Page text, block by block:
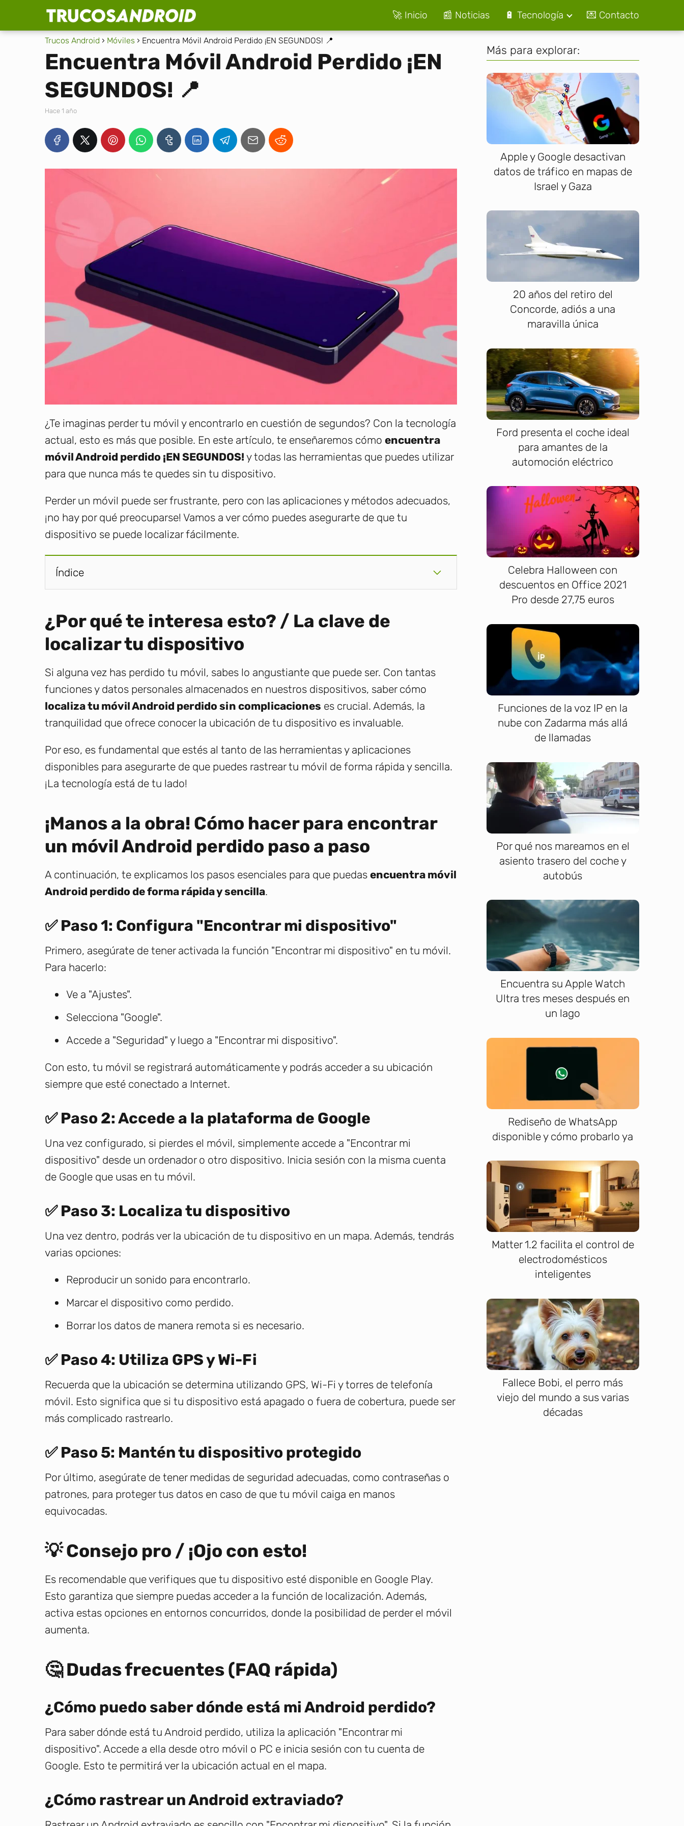
🚀 Inicio 📰 Noticias 🔋 Tecnología 💌 Contacto
Trucos Android Móviles Encuentra Móvil Android Perdido ¡EN SEGUNDOS! 📍
Encuentra Móvil Android Perdido ¡EN
SEGUNDOS! 📍
hace 1 año
¿Te imaginas perder tu móvil y encontrarlo en cuestión de segundos? Con la tecnología
actual, esto es más que posible. En este artículo, te enseñaremos cómo encuentra
móvil Android perdido ¡EN SEGUNDOS! y todas las herramientas que puedes utilizar
para que nunca más te quedes sin tu dispositivo.
Perder un móvil puede ser frustrante, pero con las aplicaciones y métodos adecuados,
¡no hay por qué preocuparse! Vamos a ver cómo puedes asegurarte de que tu
dispositivo se puede localizar fácilmente.
Índice
¿Por qué te interesa esto? / La clave de
localizar tu dispositivo
Si alguna vez has perdido tu móvil, sabes lo angustiante que puede ser. Con tantas
funciones y datos personales almacenados en nuestros dispositivos, saber cómo
localiza tu móvil Android perdido sin complicaciones es crucial. Además, la
tranquilidad que ofrece conocer la ubicación de tu dispositivo es invaluable.
Por eso, es fundamental que estés al tanto de las herramientas y aplicaciones
disponibles para asegurarte de que puedes rastrear tu móvil de forma rápida y sencilla.
¡La tecnología está de tu lado!
¡Manos a la obra! Cómo hacer para encontrar
un móvil Android perdido paso a paso
A continuación, te explicamos los pasos esenciales para que puedas encuentra móvil
Android perdido de forma rápida y sencilla.
✅ Paso 1: Configura "Encontrar mi dispositivo"
Primero, asegúrate de tener activada la función "Encontrar mi dispositivo" en tu móvil.
Para hacerlo:
Ve a "Ajustes".
Selecciona "Google".
Accede a "Seguridad" y luego a "Encontrar mi dispositivo".
Con esto, tu móvil se registrará automáticamente y podrás acceder a su ubicación
siempre que esté conectado a Internet.
✅ Paso 2: Accede a la plataforma de Google
Una vez configurado, si pierdes el móvil, simplemente accede a "Encontrar mi
dispositivo" desde un ordenador o otro dispositivo. Inicia sesión con la misma cuenta
de Google que usas en tu móvil.
✅ Paso 3: Localiza tu dispositivo
Una vez dentro, podrás ver la ubicación de tu dispositivo en un mapa. Además, tendrás
varias opciones:
Reproducir un sonido para encontrarlo.
Marcar el dispositivo como perdido.
Borrar los datos de manera remota si es necesario.
✅ Paso 4: Utiliza GPS y Wi-Fi
Recuerda que la ubicación se determina utilizando GPS, Wi-Fi y torres de telefonía
móvil. Esto significa que si tu dispositivo está apagado o fuera de cobertura, puede ser
más complicado rastrearlo.
✅ Paso 5: Mantén tu dispositivo protegido
Por último, asegúrate de tener medidas de seguridad adecuadas, como contraseñas o
patrones, para proteger tus datos en caso de que tu móvil caiga en manos
equivocadas.
💡 Consejo pro / ¡Ojo con esto!
Es recomendable que verifiques que tu dispositivo esté disponible en Google Play.
Esto garantiza que siempre puedas acceder a la función de localización. Además,
activa estas opciones en entornos concurridos, donde la posibilidad de perder el móvil
aumenta.
🤔 Dudas frecuentes (FAQ rápida)
¿Cómo puedo saber dónde está mi Android perdido?
Para saber dónde está tu Android perdido, utiliza la aplicación "Encontrar mi
dispositivo". Accede a ella desde otro móvil o PC e inicia sesión con tu cuenta de
Google. Esto te permitirá ver la ubicación actual en el mapa.
¿Cómo rastrear un Android extraviado?
Más para explorar:
Apple y Google desactivan
datos de tráfico en mapas de
Israel y Gaza
20 años del retiro del
Concorde, adiós a una
maravilla única
Ford presenta el coche ideal
para amantes de la
automoción eléctrico
Celebra Halloween con
descuentos en Office 2021
Pro desde 27,75 euros
Funciones de la voz IP en la
nube con Zadarma más allá
de llamadas
Por qué nos mareamos en el
asiento trasero del coche y
autobús
Encuentra su Apple Watch
Ultra tres meses después en
un lago
Rediseño de WhatsApp
disponible y cómo probarlo ya
Matter 1.2 facilita el control de
electrodomésticos
inteligentes
Fallece Bobi, el perro más
viejo del mundo a sus varias
décadas